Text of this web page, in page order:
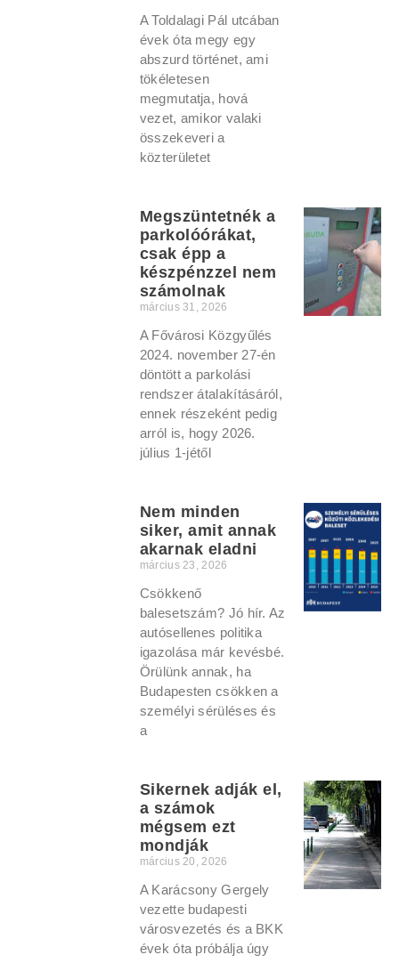
A Toldalagi Pál utcában
évek óta megy egy
abszurd történet, ami
tökéletesen
megmutatja, hová
vezet, amikor valaki
összekeveri a
közterületet
Megszüntetnék a
parkolóórákat,
csak épp a
készpénzzel nem
számolnak
március 31, 2026
A Fővárosi Közgyűlés
2024. november 27-én
döntött a parkolási
rendszer átalakításáról,
ennek részeként pedig
arról is, hogy 2026.
július 1-jétől
Nem minden
siker, amit annak
akarnak eladni
március 23, 2026
Csökkenő
balesetszám? Jó hír. Az
autósellenes politika
igazolása már kevésbé.
Örülünk annak, ha
Budapesten csökken a
személyi sérüléses és
a
Sikernek adják el,
a számok
mégsem ezt
mondják
március 20, 2026
A Karácsony Gergely
vezette budapesti
városvezetés és a BKK
évek óta próbálja úgy